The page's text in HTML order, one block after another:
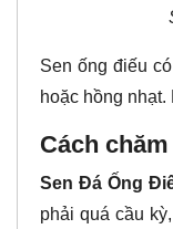
Sen ống điếu
hoặc hồng
Cách
Sen Đá Ống
phải quá cầu